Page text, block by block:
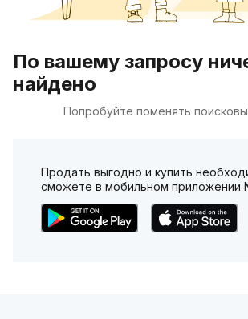
По вашему запросу
найдено
Попробуйте поменять
Продать выгодно и купить
сможете в мобильном приложении